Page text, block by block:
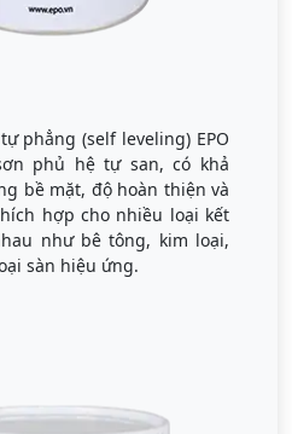
phẳng (self leveling) EPO
phủ hệ tự san, có khả
bề mặt, độ hoàn thiện và
hợp cho nhiều loại kết
như bê tông, kim loại,
sàn hiệu ứng.